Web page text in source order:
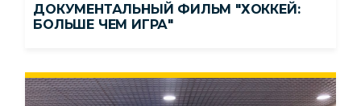
ДОКУМЕНТАЛЬНЫЙ ФИЛЬМ "ХОККЕЙ:
БОЛЬШЕ ЧЕМ ИГРА"